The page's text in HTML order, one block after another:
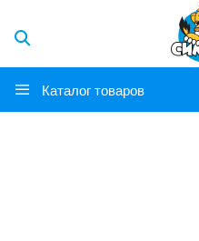
Каталог товаров